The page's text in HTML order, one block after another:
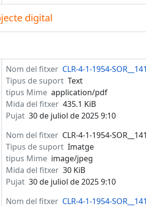
digital
Nom del fitxer CLR-4-1-1954-
Tipus de suport Text
tipus Mime application/pdf
Mida del fitxer 435.1 KiB
Pujat 30 de juliol de 2025 9:10
Nom del fitxer CLR-4-1-1954-
Tipus de suport Imatge
tipus Mime image/jpeg
Mida del fitxer 30 KiB
Pujat 30 de juliol de 2025 9:10
Nom del fitxer CLR-4-1-1954-